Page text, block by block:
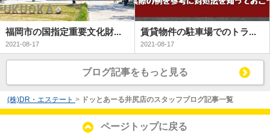
福岡市の国指定重要文化財...
2021-08-17
賃貸物件の駐車場でのトラ...
2021-08-17
ブログ記事をもっと見る
(株)DR・エステート > ドッとあーる井尻店のスタッフブログ記事一覧
ページトップに戻る